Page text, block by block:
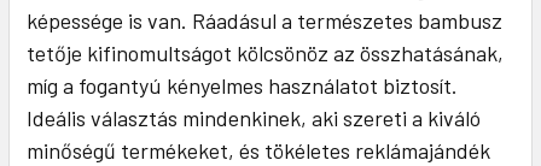
képessége is van. Ráadásul a természetes bambusz
tetője kifinomultságot kölcsönöz az összhatásának,
míg a fogantyú kényelmes használatot biztosít.
Ideális választás mindenkinek, aki szereti a kiváló
minőségű termékeket, és tökéletes reklámajándék